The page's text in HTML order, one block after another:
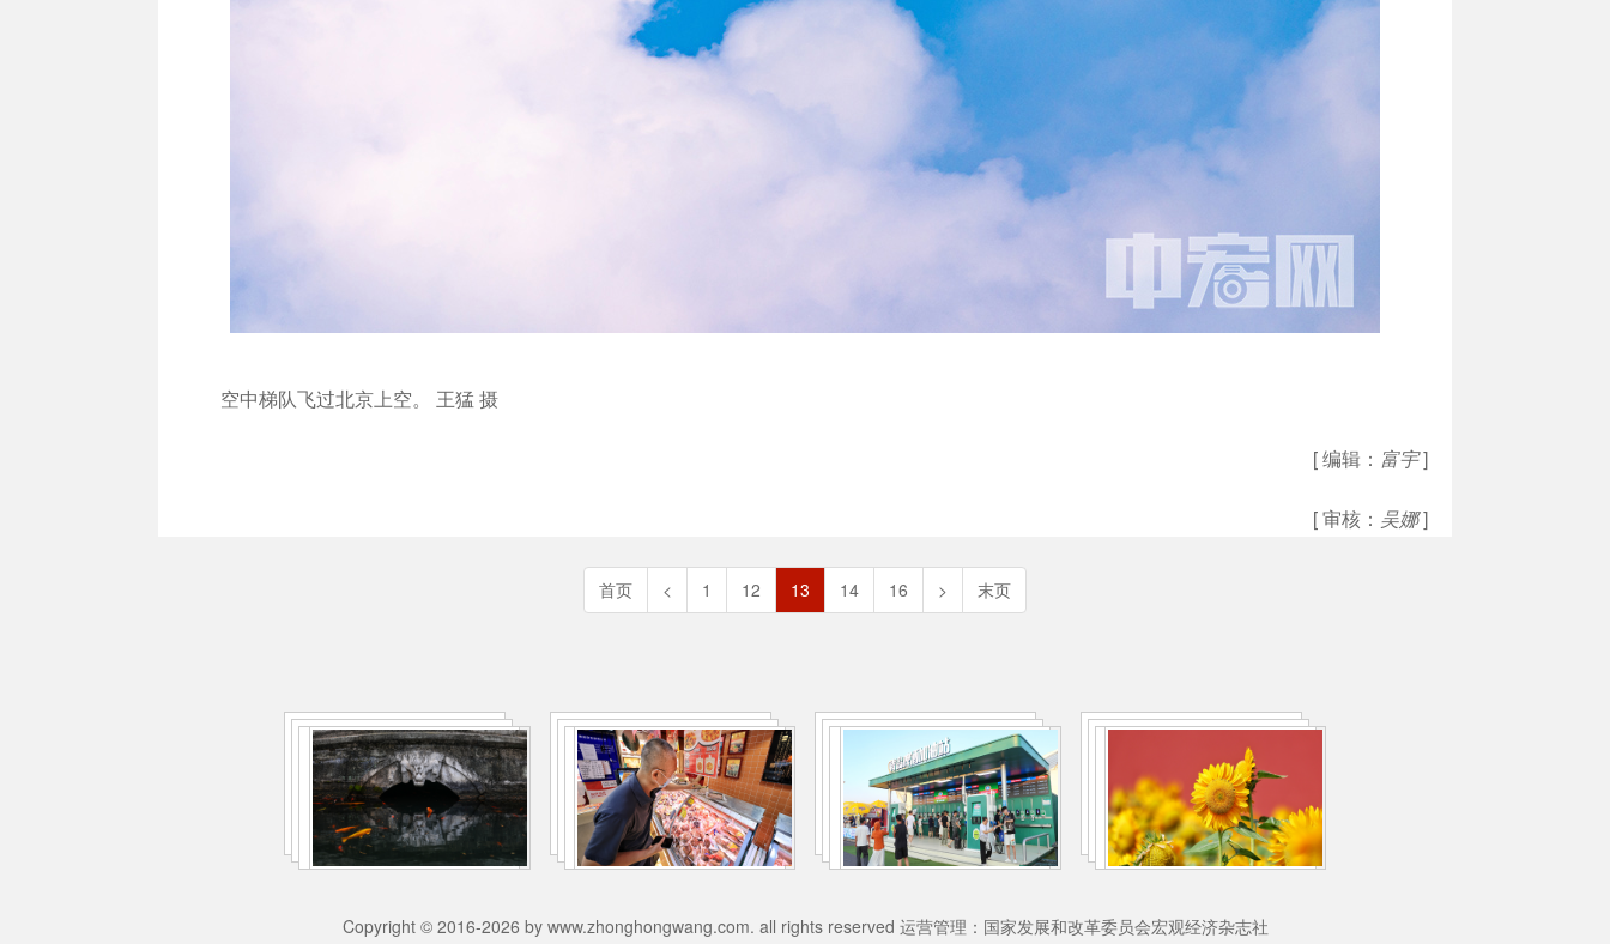
空中梯队飞过北京上空。 王猛 摄
[ 编辑： 富宇]
[ 审核： 吴娜]
首页 < 1 12 13 14 16 > 末页
Copyright © 2016-2026 by www.zhonghongwang.com. all rights reserved 运营管理：国家发展和改革委员会宏观经济杂志社